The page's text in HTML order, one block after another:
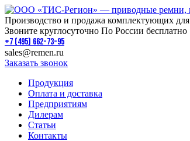
Производство и продажа комплектующих
Звоните круглосуточно По России бесплатно
+7 (495) 662-73-95
sales@remen.ru
Заказать звонок
Продукция
Оплата и доставка
Предприятиям
Дилерам
Статьи
Контакты